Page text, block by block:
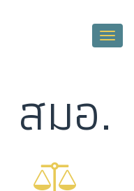
Toggle
สมอ.